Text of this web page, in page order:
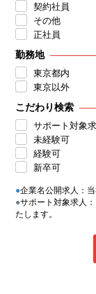
契約社員
その他
正社員
勤務地
東京都内
東京以外
こだわり検索
サポート対象
未経験可
経験可
新卒可
●企業名公開求人：
●サポート対象求人
たします。